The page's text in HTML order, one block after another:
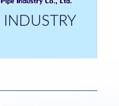
INDUSTRY